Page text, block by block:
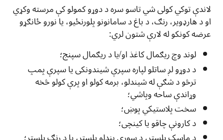
لاندې توکي کولی شي تاسو سره د دوړو کمولو کې مرسته وکړي
او د هارډویر، رنګ، د باغ د سامانونو پلورنځیو، یا نورو ځانګړو
عرضه کونکو له لارې شتون لري:
لوند وچ ريګمال کاغذ او/یا د ريګمال سپنج؛
د دوړو لږ ساتلو لپاره سپرې شیندونکی یا سپرې پمپ
ترڅو د شګې له شیندلو، برمه کولو او پرې کولو څخه
وړاندې ساحه وپاشي؛
سخت پلاستيکي پوښ؛
د کارونې چاقو یا کینچی؛